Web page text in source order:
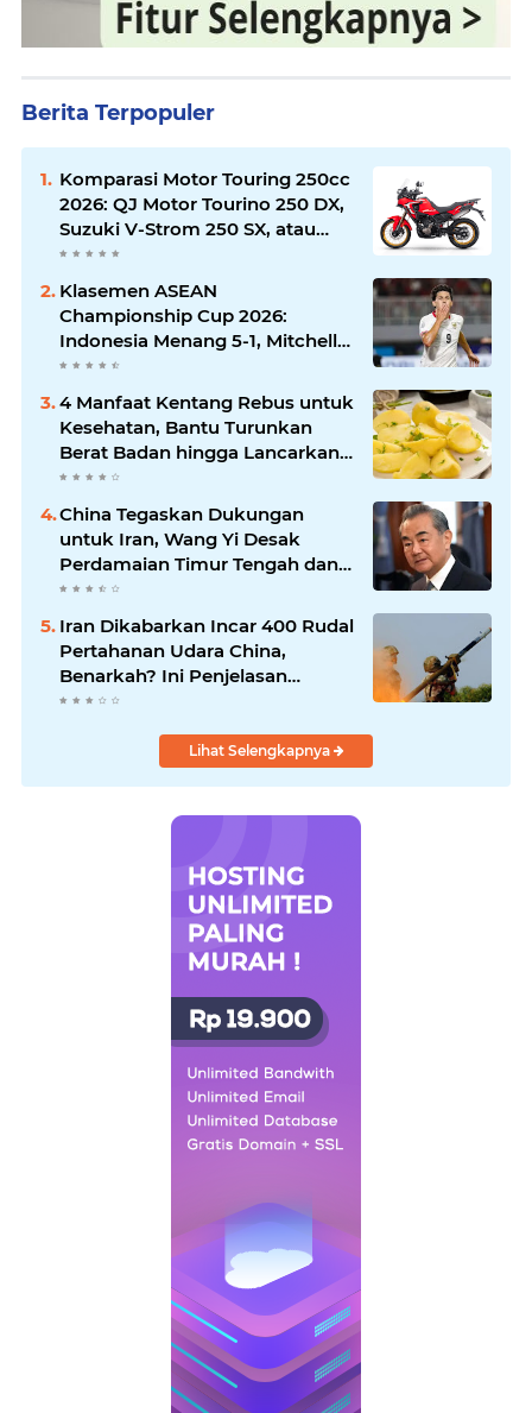
Berita Terpopuler
Komparasi Motor Touring 250cc
2026: QJ Motor Tourino 250 DX,
Suzuki V-Strom 250 SX, atau
Kawasaki Versys-X 250?
Klasemen ASEAN
Championship Cup 2026:
Indonesia Menang 5-1, Mitchell
Baker Hattrick dan Puncaki Top
4 Manfaat Kentang Rebus untuk
Kesehatan, Bantu Turunkan
Berat Badan hingga Lancarkan
Pencernaan
China Tegaskan Dukungan
untuk Iran, Wang Yi Desak
Perdamaian Timur Tengah dan
Soroti Ketegangan dengan AS
Iran Dikabarkan Incar 400 Rudal
Pertahanan Udara China,
Benarkah? Ini Penjelasan
Lengkapnya
Lihat Selengkapnya